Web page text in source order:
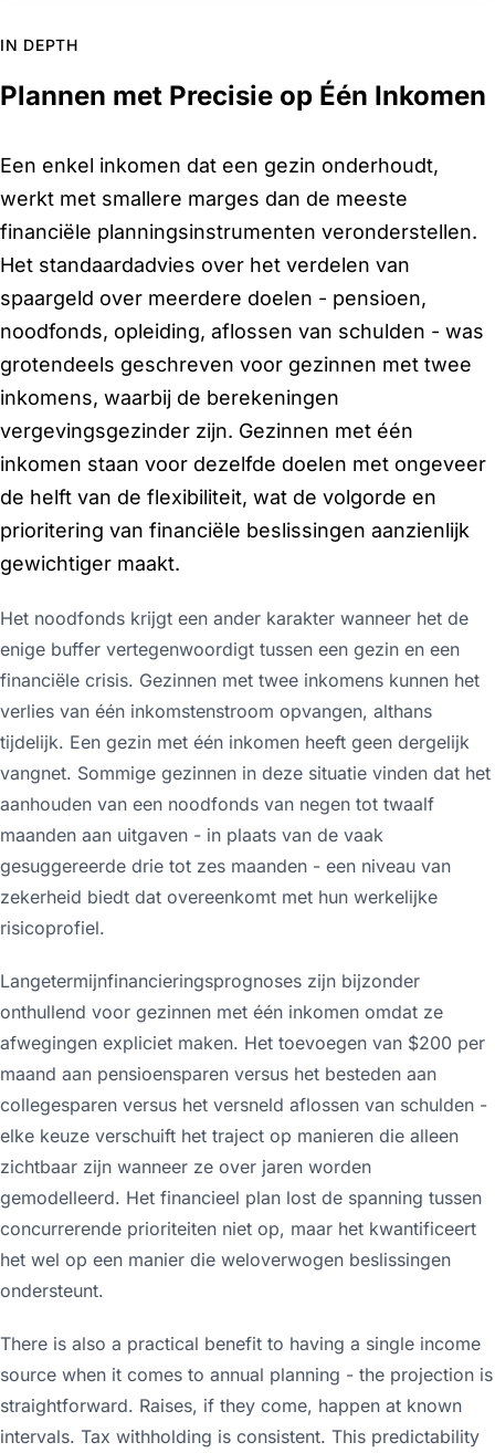
IN DEPTH
Plannen met Precisie op Één Inkomen
Een enkel inkomen dat een gezin onderhoudt,
werkt met smallere marges dan de meeste
financiële planningsinstrumenten veronderstellen.
Het standaardadvies over het verdelen van
spaargeld over meerdere doelen - pensioen,
noodfonds, opleiding, aflossen van schulden - was
grotendeels geschreven voor gezinnen met twee
inkomens, waarbij de berekeningen
vergevingsgezinder zijn. Gezinnen met één
inkomen staan voor dezelfde doelen met ongeveer
de helft van de flexibiliteit, wat de volgorde en
prioritering van financiële beslissingen aanzienlijk
gewichtiger maakt.
Het noodfonds krijgt een ander karakter wanneer het de
enige buffer vertegenwoordigt tussen een gezin en een
financiële crisis. Gezinnen met twee inkomens kunnen het
verlies van één inkomstenstroom opvangen, althans
tijdelijk. Een gezin met één inkomen heeft geen dergelijk
vangnet. Sommige gezinnen in deze situatie vinden dat het
aanhouden van een noodfonds van negen tot twaalf
maanden aan uitgaven - in plaats van de vaak
gesuggereerde drie tot zes maanden - een niveau van
zekerheid biedt dat overeenkomt met hun werkelijke
risicoprofiel.
Langetermijnfinancieringsprognoses zijn bijzonder
onthullend voor gezinnen met één inkomen omdat ze
afwegingen expliciet maken. Het toevoegen van $200 per
maand aan pensioensparen versus het besteden aan
collegesparen versus het versneld aflossen van schulden -
elke keuze verschuift het traject op manieren die alleen
zichtbaar zijn wanneer ze over jaren worden
gemodelleerd. Het financieel plan lost de spanning tussen
concurrerende prioriteiten niet op, maar het kwantificeert
het wel op een manier die weloverwogen beslissingen
ondersteunt.
There is also a practical benefit to having a single income
source when it comes to annual planning - the projection is
straightforward. Raises, if they come, happen at known
intervals. Tax withholding is consistent. This predictability